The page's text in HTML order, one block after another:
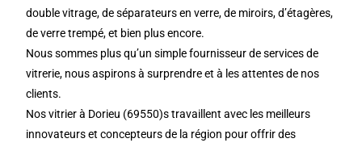
double vitrage, de séparateurs en verre, de miroirs, d’étagères,
de verre trempé, et bien plus encore.
Nous sommes plus qu’un simple fournisseur de services de
vitrerie, nous aspirons à surprendre et à les attentes de nos
clients.
Nos vitrier à Dorieu (69550)s travaillent avec les meilleurs
innovateurs et concepteurs de la région pour offrir des